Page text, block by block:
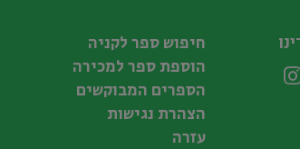
חיפוש ספר לקניה
הוספת ספר למכירה
הספרים המבוקשים
הצהרת נגישות
עזרה